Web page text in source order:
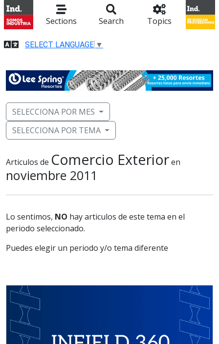
Sections Search Topics
SELECT LANGUAGE ▼
SELECCIONA POR MES
SELECCIONA POR TEMA
Articulos de Comercio Exterioren
noviembre 2011
Lo sentimos, NO hay articulos de este tema en el
periodo seleccionado.
Puedes elegir un periodo y/o tema diferente